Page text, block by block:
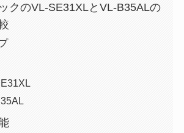
クのVL-SE31XLとVL-B35ALの